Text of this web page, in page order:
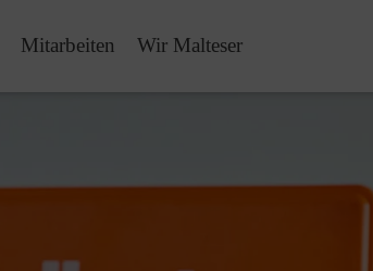
Mitarbeiten Wir Malteser